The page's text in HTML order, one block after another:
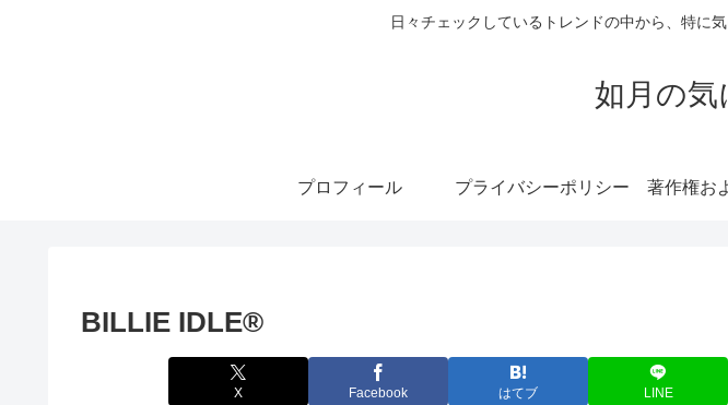
日々チェックしているトレンドの中から、特に
如月の気
プロフィール プライバシーポリシー 著作権お
BILLIE IDLE®
X Facebook はてブ LINE